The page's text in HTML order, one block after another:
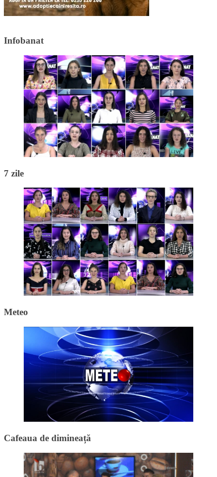
Infobanat
7 zile
Meteo
Cafeaua de dimineață